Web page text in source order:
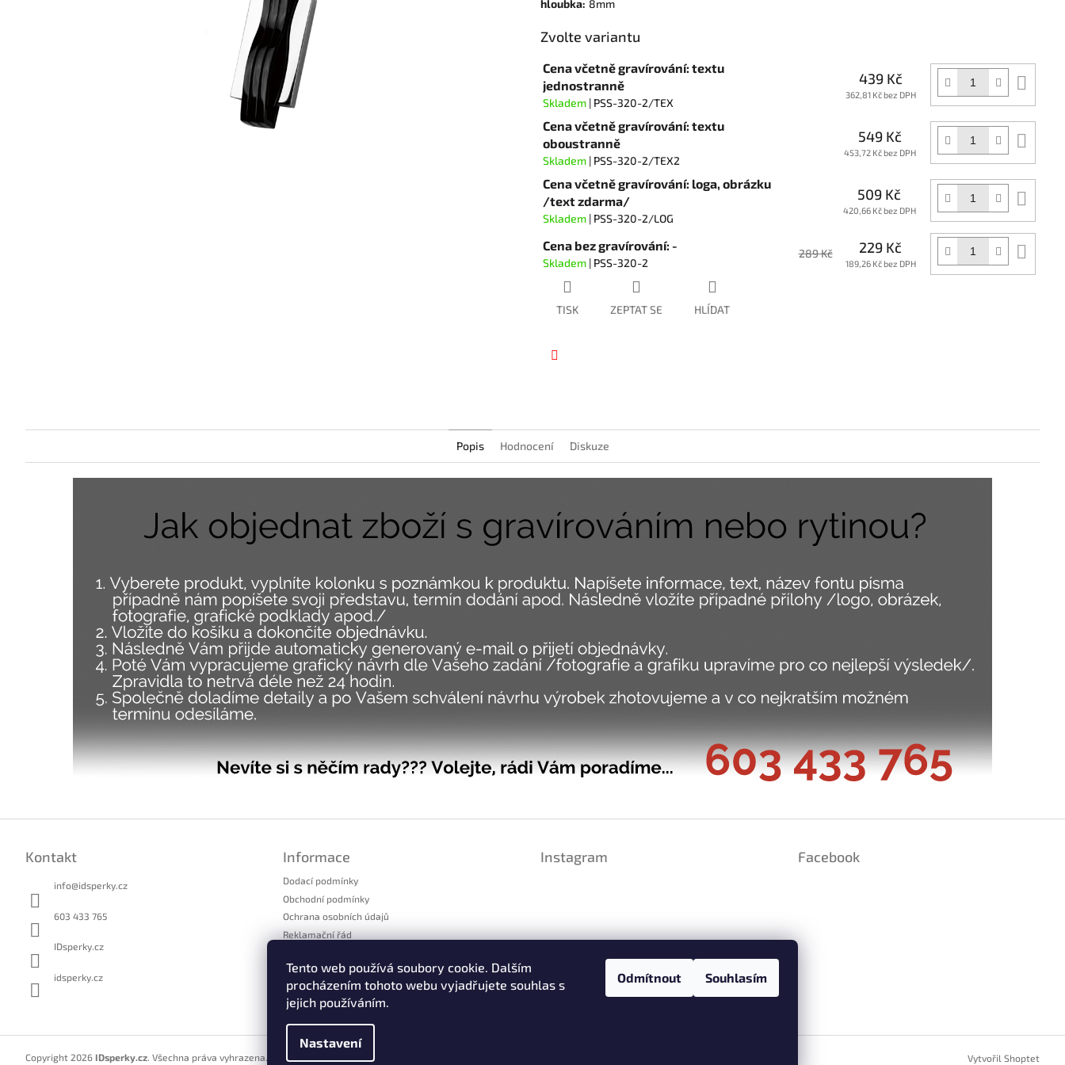
Tento web používá soubory cookie. Dalším
procházením tohoto webu vyjadřujete souhlas s
jejich používáním.
Nastavení
Odmítnout Souhlasím
hloubka: 8mm
Zvolte variantu
Cena včetně gravírování: textu
jednostranně
Skladem | PSS-320-2/TEX
439 Kč
362,81 Kč bez DPH
Cena včetně gravírování: textu
oboustranně
Skladem | PSS-320-2/TEX2
549 Kč
453,72 Kč bez DPH
Cena včetně gravírování: loga, obrázku
/text zdarma/
Skladem | PSS-320-2/LOG
509 Kč
420,66 Kč bez DPH
Cena bez gravírování: -
Skladem | PSS-320-2
289 Kč 229 Kč
189,26 Kč bez DPH
TISK ZEPTAT SE HLÍDAT
Popis Hodnocení Diskuze
Kontakt
info@idsperky.cz
603 433 765
IDsperky.cz
idsperky.cz
Informace
Dodací podmínky
Obchodní podmínky
Ochrana osobních údajů
Reklamační řád
Formulář pro odstoupení od smlouvy
Kontakty
Instagram Facebook
Vytvořil Shoptet
Copyright 2026 IDsperky.cz . Všechna práva vyhrazena. Upravit nastavení cookies